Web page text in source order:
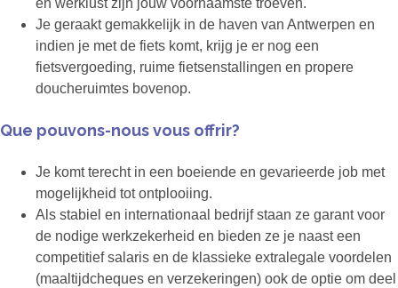
en werklust zijn jouw voornaamste troeven.
Je geraakt gemakkelijk in de haven van Antwerpen en
indien je met de fiets komt, krijg je er nog een
fietsvergoeding, ruime fietsenstallingen en propere
doucheruimtes bovenop.
Que pouvons-nous vous offrir?
Je komt terecht in een boeiende en gevarieerde job met
mogelijkheid tot ontplooiing.
Als stabiel en internationaal bedrijf staan ze garant voor
de nodige werkzekerheid en bieden ze je naast een
competitief salaris en de klassieke extralegale voordelen
(maaltijdcheques en verzekeringen) ook de optie om deel